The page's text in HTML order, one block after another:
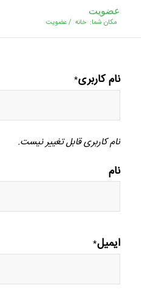
عضویت
مکان شما: خانه /عضویت
نام کاربری*
نام کاربری قابل تغییر نیست.
نام
ایمیل*